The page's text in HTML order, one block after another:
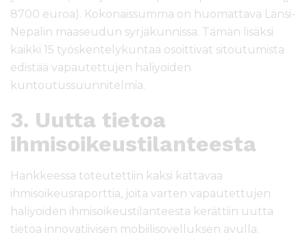
8700 euroa). Kokonaissumma on huomattava Länsi-
Nepalin maaseudun syrjäkunnissa. Tämän lisäksi
kaikki 15 työskentelykuntaa osoittivat sitoutumista
edistää vapautettujen haliyoiden
kuntoutussuunnitelmia.
3. Uutta tietoa
ihmisoikeustilanteesta
Hankkeessa toteutettiin kaksi kattavaa
ihmisoikeusraporttia, joita varten vapautettujen
haliyoiden ihmisoikeustilanteesta kerättiin uutta
tietoa innovatiivisen mobiilisovelluksen avulla.